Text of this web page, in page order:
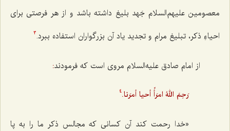
معصومین علیهم‌السلام جَهد بلیغ داشته باشد و از هر فرصتی برای
احیاءِ ذکر، تبلیغ مرام و تجدید یاد آن بزرگواران استفاده ببرد.3
از امام صادق علیه‌السلام مروی است که فرمودند:
رَحِمَ اللهُ امرَأً أحيا أمرَنا.4
«خدا رحمت کند آن کسانی که مجالس ذکر ما را به پا